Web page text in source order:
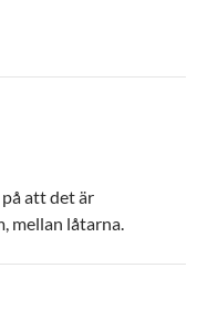
att det är
mellan låtarna.